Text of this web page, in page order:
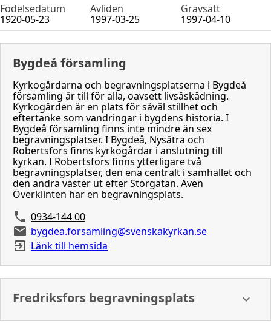
Födelsedatum Avliden
Gravsatt
1920-05-23
1997-03-25 1997-04-10
Bygdeå församling
Kyrkogårdarna och begravningsplatserna i Bygdeå
församling är till för alla, oavsett livsåskådning.
Kyrkogården är en plats för såväl stillhet och
eftertanke som vandringar i bygdens historia. I
Bygdeå församling finns inte mindre än sex
begravningsplatser. I Bygdeå, Nysätra och
Robertsfors finns kyrkogårdar i anslutning till
kyrkan. I Robertsfors finns ytterligare två
begravningsplatser, den ena centralt i samhället och
den andra väster ut efter Storgatan. Även
Överklinten har en begravningsplats.
0934-144 00
bygdea.forsamling@svenskakyrkan.se
Länk till hemsida
Fredriksfors begravningsplats